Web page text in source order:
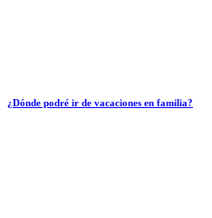
¿Dónde podré ir de vacaciones en familia?